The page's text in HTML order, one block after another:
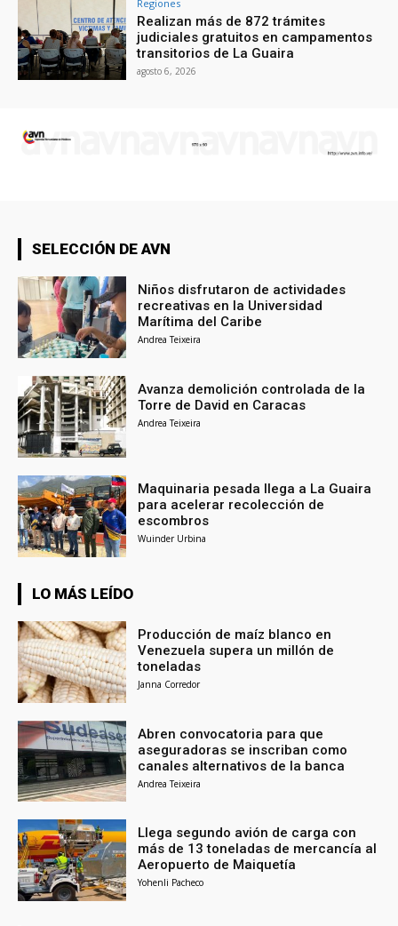
Regiones
Realizan más de 872 trámites
judiciales gratuitos en campamentos
transitorios de La Guaira
agosto 6, 2026
SELECCIÓN DE AVN
Niños disfrutaron de actividades
recreativas en la Universidad
Marítima del Caribe
Andrea Teixeira
Avanza demolición controlada de la
Torre de David en Caracas
Andrea Teixeira
Maquinaria pesada llega a La Guaira
para acelerar recolección de
escombros
Wuinder Urbina
LO MÁS LEÍDO
Producción de maíz blanco en
Venezuela supera un millón de
toneladas
Janna Corredor
Abren convocatoria para que
aseguradoras se inscriban como
canales alternativos de la banca
Andrea Teixeira
Llega segundo avión de carga con
más de 13 toneladas de mercancía al
Aeropuerto de Maiquetía
Yohenli Pacheco